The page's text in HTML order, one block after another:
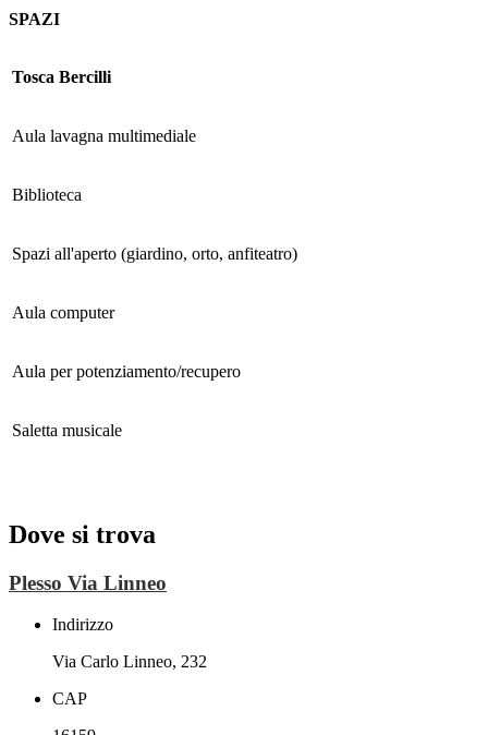
SPAZI
Tosca Bercilli
Aula lavagna multimediale
Biblioteca
Spazi all'aperto (giardino, orto, anfiteatro)
Aula computer
Aula per potenziamento/recupero
Saletta musicale
Dove si trova
Plesso Via Linneo
Indirizzo
Via Carlo Linneo, 232
CAP